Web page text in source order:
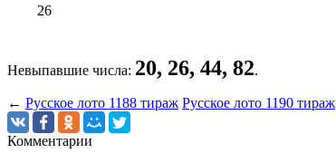
26
Невыпавшие числа: 20, 26, 44, 82.
← Русское лото 1188 тираж Русское лото 1190 тираж
Комментарии